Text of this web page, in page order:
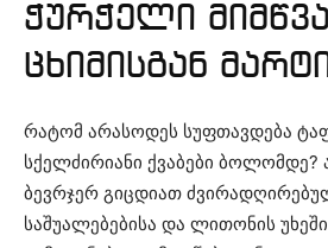
ჭურჭელი
ცხიმისგან
რატომ არასოდეს სუფთავდება
სქელძირიანი ქვაბები ბოლომდე?
ბევრჯერ გიცდიათ
საშუალებებისა და ლითონის უხეში